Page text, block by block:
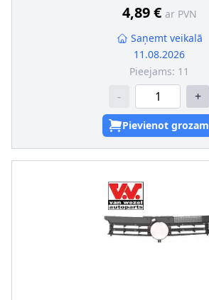
4,89 € ar PVN
Saņemt veikalā
11.08.2026
Pieejams: 11
- +
Pievienot grozam